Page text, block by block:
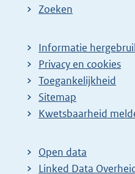
Zoeken
Informatie
Privacy en cookies
Toegankelijkheid
Sitemap
E
t
e
Kwetsbaarheid
Open data
Linked Data